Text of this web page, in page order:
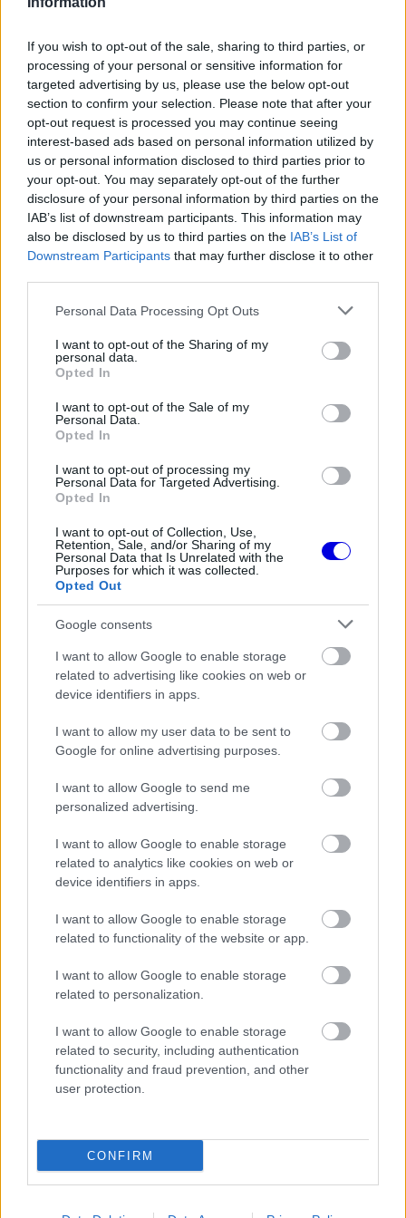
If you wish to opt-out of the sale, sharing to third parties, or
processing of your personal or sensitive information for
targeted advertising by us, please use the below opt-out
section to confirm your selection. Please note that after your
opt-out request is processed you may continue seeing
interest-based ads based on personal information utilized by
us or personal information disclosed to third parties prior to
your opt-out. You may separately opt-out of the further
disclosure of your personal information by third parties on the
IAB’s list of downstream participants. This information may
also be disclosed by us to third parties on the IAB’s List of
Downstream Participants that may further disclose it to other
Please note that this website/app uses one or more Google
not limited to your visit or usage behaviour. You may click to
grant or deny consent to Google and its third-party tags to
use your data for below specified purposes in below Google
consent section.
Personal Data Processing Opt Outs
I want to opt-out of the Sharing of my
personal data.
Opted In
I want to opt-out of the Sale of my
Personal Data.
Opted In
I want to opt-out of processing my
Personal Data for Targeted Advertising.
Opted In
I want to opt-out of Collection, Use,
Retention, Sale, and/or Sharing of my
Personal Data that Is Unrelated with the
Purposes for which it was collected.
Opted Out
Google consents
I want to allow Google to enable storage
related to advertising like cookies on web or
device identifiers in apps.
I want to allow my user data to be sent to
Google for online advertising purposes.
I want to allow Google to send me
personalized advertising.
I want to allow Google to enable storage
related to analytics like cookies on web or
device identifiers in apps.
I want to allow Google to enable storage
related to functionality of the website or app.
I want to allow Google to enable storage
related to personalization.
I want to allow Google to enable storage
related to security, including authentication
functionality and fraud prevention, and other
user protection.
CONFIRM
a
modal
window.
„Azt szeretném, hogy összedolgozzunk, ezzel
gyorsítva a fejlődést. Ennek érdekében pedig
Logant is minél hamarabb fel kell hozni egy adott
szintre, hogy visszajelzéseket adhasson, és
előremozdíthassa a csapatot azokon a
területeken, ahol erre szükség van” – nyilatkozta
Albon.
döntött a Ferrari Sainz és Ricciardo
között
FORMA-1
FORMA-1
Már a nyári szünetben elindult a
„Ha két ember ugyanazon célért dolgozik, akkor
dinamikát tudnak kiépíteni, ha mindenki
ugyanabba az irányba húz.”
Mivel a brit-thai egy többéves megállapodást
dolgokra is fókuszálni, és jobban tudja nézni az
vagy a teljesítmény hajszolására fordítottam.”
„Most azonban, hogy már megvan ez a fajta
arra, hogy miként lehetne előremozdítani az
istállót. Mely területeken kell a leginkább
fejlesztenünk?”